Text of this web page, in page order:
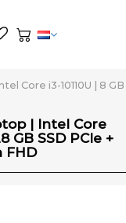
Core i3-10110U | 8
| Intel Core
GB SSD PCIe +
FHD